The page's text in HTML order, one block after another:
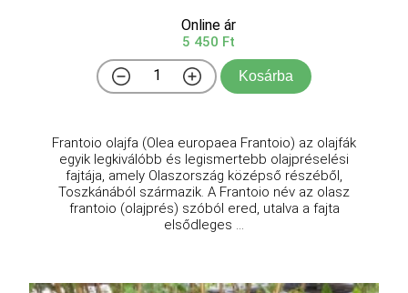
Online ár
5 450 Ft
Kosárba
Frantoio olajfa (Olea europaea Frantoio) az olajfák
egyik legkiválóbb és legismertebb olajpréselési
fajtája, amely Olaszország középső részéből,
Toszkánából származik. A Frantoio név az olasz
frantoio (olajprés) szóból ered, utalva a fajta
elsődleges ...